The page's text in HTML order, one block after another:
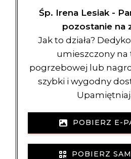
Śp. Irena Lesiak -
pozostanie na
Jak to działa?
umieszczony na
pogrzebowej lub
szybki i wygodny
POBIERZ E-
POBIERZ